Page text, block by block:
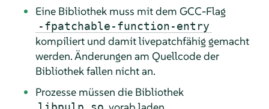
Eine Bibliothek muss mit dem GCC-Flag
-fpatchable-function-entry
kompiliert und damit livepatchfähig gemacht
werden. Änderungen am Quellcode der
Bibliothek fallen nicht an.
Prozesse müssen die Bibliothek